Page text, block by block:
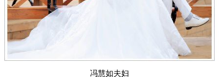
冯慧如夫妇